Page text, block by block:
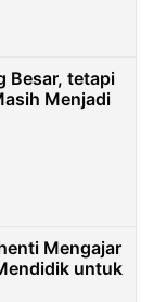
Besar, tetapi
Menjadi
Mengajar
untuk